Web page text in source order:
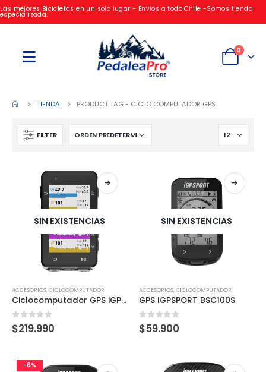
Las mejores Bicicletas en un solo lugar - Envíos a todo Chile -Somos tienda
especializada.
0
TIENDA PRODUCT TAG - CICLO COMPUTADOR GPS
FILTER
SIN EXISTENCIAS
ACCESORIOS,CICLOCOMPUTADOR
Ciclocomputador GPS iGPSPORT iGS630
0 out of 5
$219.990
SIN EXISTENCIAS
ACCESORIOS,CICLOCOMPUTADOR
GPS IGPSPORT BSC100S
0 out of 5
$59.900
-6%